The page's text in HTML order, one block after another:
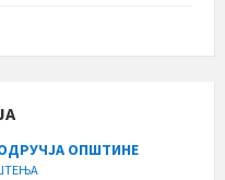
ОПШТИНЕ